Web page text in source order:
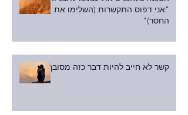
"אני דפוס התקשרות (השלימו את
החסר)"
קשר לא חייב להיות דבר כזה מסובך